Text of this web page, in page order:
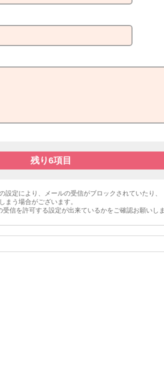
残り6項目
定により、メールの受信がブロックされていたり、
まう場合がございます。
信を許可する設定が出来ているかをご確認お願いしま